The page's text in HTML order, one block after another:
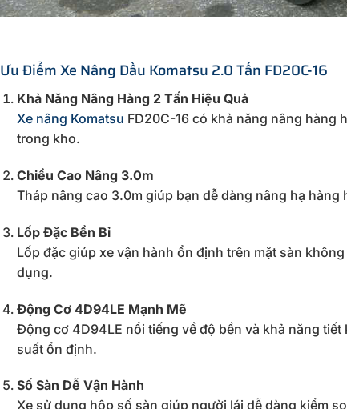
Ưu Điểm Xe Nâng Dầu Komatsu 2.0 Tấn FD20C-16
Khả Năng Nâng Hàng 2 Tấn Hiệu Quả
Xe nâng Komatsu FD20C-16 có khả năng nâng hàng
trong kho.
Chiều Cao Nâng 3.0m
Tháp nâng cao 3.0m giúp bạn dễ dàng nâng hạ
Lốp Đặc Bền Bỉ
Lốp đặc giúp xe vận hành ổn định trên mặt sàn
dụng.
Động Cơ 4D94LE Mạnh Mẽ
Động cơ 4D94LE nổi tiếng về độ bền và khả năng
suất ổn định.
Số Sàn Dễ Vận Hành
Xe sử dụng hộp số sàn giúp người lái dễ dàng kiểm